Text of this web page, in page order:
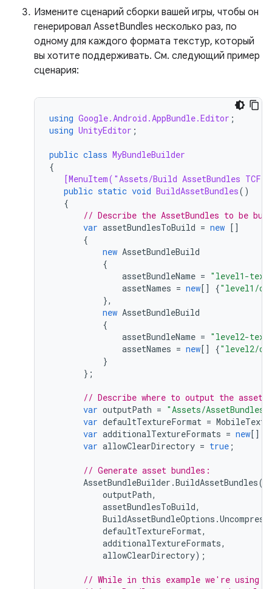
Измените сценарий сборки вашей игры, чтобы он
генерировал AssetBundles несколько раз, по
одному для каждого формата текстур, который
вы хотите поддерживать. См. следующий пример
сценария:
using Google.Android.AppBundle.Editor ;
using UnityEditor ;
public class MyBundleBuilder
{
[MenuItem("Assets/Build AssetBundles
public static void BuildAssetBundles()
{
// Describe the AssetBundles to be
var assetBundlesToBuild = new []
{
new AssetBundleBuild
{
assetBundleName = "level1-
assetNames = new[] {"level1/
},
new AssetBundleBuild
{
assetBundleName = "level2-
assetNames = new[] {"level2/
}
};
// Describe where to output the asset
var outputPath = "Assets/AssetBundles"
var defaultTextureFormat =
var additionalTextureFormats = new[]
var allowClearDirectory = true ;
// Generate asset bundles:
AssetBundleBuilder .BuildAssetBundles(
outputPath,
assetBundlesToBuild,
BuildAssetBundleOptions .
defaultTextureFormat,
additionalTextureFormats,
allowClearDirectory);
// While in this example we're using